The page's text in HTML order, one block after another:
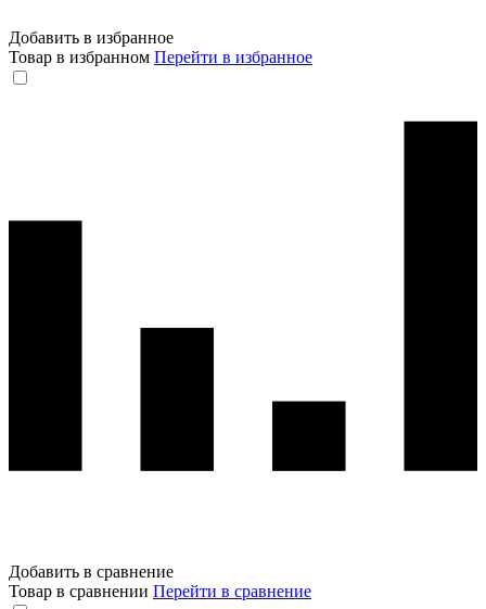
Добавить в избранное
Товар в избранном Перейти в избранное
Добавить в сравнение
Товар в сравнении Перейти в сравнение